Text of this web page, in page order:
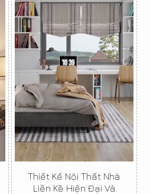
Thiết Kế Nội Thất Nhà
Liền Kề Hiện Đại Và